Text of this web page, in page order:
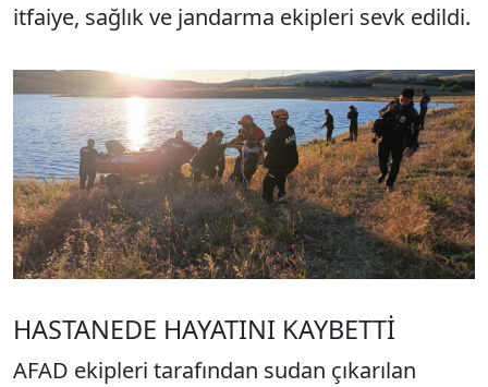
itfaiye, sağlık ve jandarma ekipleri sevk edildi.
HASTANEDE HAYATINI KAYBETTİ
AFAD ekipleri tarafından sudan çıkarılan